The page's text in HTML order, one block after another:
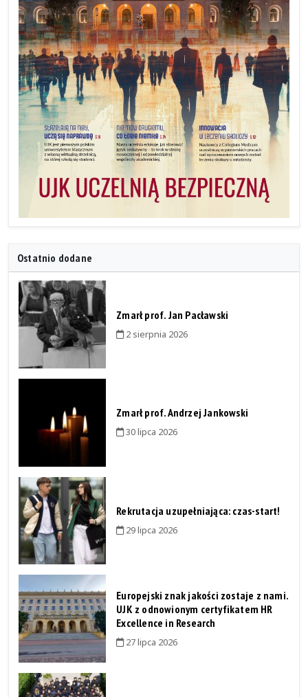
Ostatnio dodane
Zmarł prof. Jan Pacławski
2 sierpnia 2026
Zmarł prof. Andrzej Jankowski
30 lipca 2026
Rekrutacja uzupełniająca: czas-start!
29 lipca 2026
Europejski znak jakości zostaje z nami.
UJK z odnowionym certyfikatem HR
Excellence in Research
27 lipca 2026